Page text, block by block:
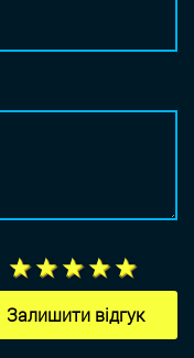
4
3
2
1
Залишити відгук